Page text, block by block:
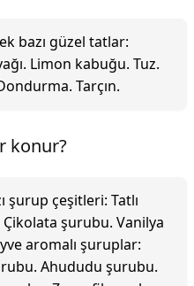
bazı güzel tatlar:
Limon kabuğu. Tuz.
Tarçın.
konur?
şurup çeşitleri: Tatlı
şurubu. Vanilya
aromalı şuruplar:
Ahududu şurubu.